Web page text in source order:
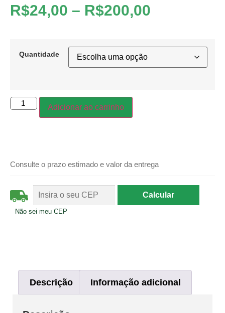
R$24,00 – R$200,00
Quantidade
Adicionar ao carrinho
Consulte o prazo estimado e valor da entrega
Não sei meu CEP
Descrição Informação adicional